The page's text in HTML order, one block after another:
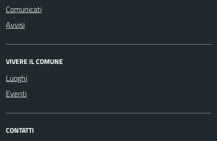
Comunicati
Avvisi
VIVERE IL COMUNE
Luoghi
Eventi
CONTATTI